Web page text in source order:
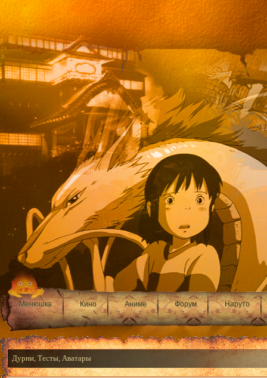
Менюшка Кино Аниме Форум Наруто
Дурни, Тесты, Аватары